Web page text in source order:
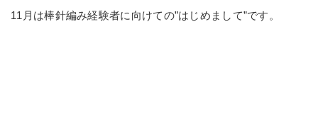
11月は棒針編み経験者に向けての”はじめまして”です。